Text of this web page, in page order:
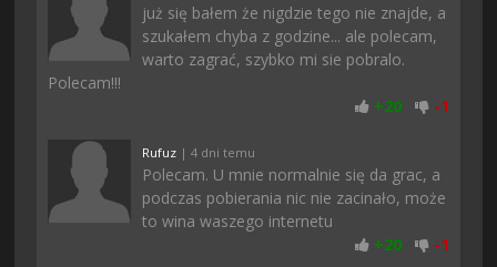
już się bałem że nigdzie tego nie znajde, a
szukałem chyba z godzine... ale polecam,
warto zagrać, szybko mi sie pobralo.
Polecam!!!
+20 -1
Rufuz | 4 dni temu
Polecam. U mnie normalnie się da grac, a
podczas pobierania nic nie zacinało, może
to wina waszego internetu
+20 -1